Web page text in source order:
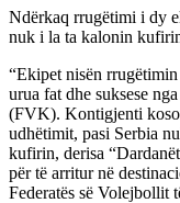
Ndërkaq rrugëtimi i dy
nuk i la ta kalonin
“Ekipet nisën
urua fat dhe suksese
(FVK). Kontigjenti
udhëtimit, pasi Serbia
kufirin, derisa
për të arritur në
Federatës së Volejbollit